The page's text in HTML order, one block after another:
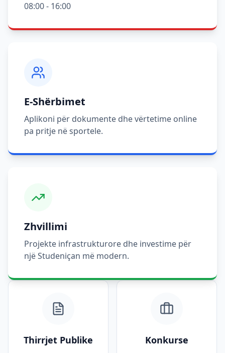
08:00 - 16:00
E-Shërbimet
Aplikoni për dokumente dhe vërtetime online
pa pritje në sportele.
Zhvillimi
Projekte infrastrukturore dhe investime për
një Studeniçan më modern.
Thirrjet Publike Konkurse